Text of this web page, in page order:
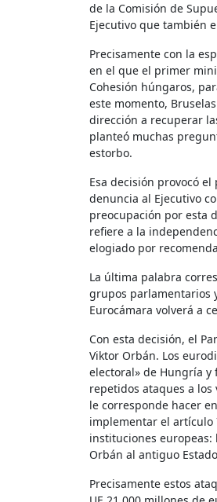
de la Comisión de
Ejecutivo que también
Precisamente con la
en el que el primer
Cohesión húngaros,
este momento,
dirección a recuperar
planteó muchas
estorbo.
Esa decisión provocó
denuncia al Ejecutivo
preocupación por esta
refiere a la
elogiado por
La última palabra
grupos parlamentarios
Eurocámara volverá a
Con esta decisión, el
Viktor Orbán. Los
electoral» de Hungría y
repetidos ataques a
le corresponde hacer
implementar el artículo
instituciones
Orbán al antiguo
Precisamente estos